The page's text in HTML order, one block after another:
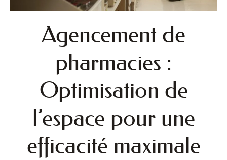
Agencement de
pharmacies :
Optimisation de
l’espace pour une
efficacité maximale